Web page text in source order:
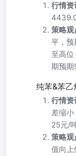
行情资
策略观
平，预
至高位
期预期
纯苯&苯乙
行情资
差缩
25元/
策略观
值向上